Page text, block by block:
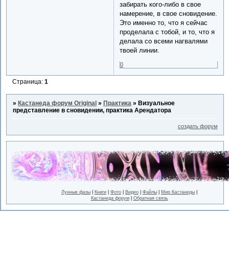
забирать кого-либо в свое
намерение, в свое сновидение.
Это именно то, что я сейчас
проделала с тобой, и то, что я
делала со всеми нагвалями
твоей линии.
0
Страница:1
»Кастанеда форум Original »Практика »Визуальное
представление в сновидении, практика Арендатора
создать форум
Лунные фазы Книги Фото Видео Файлы Мир Кастанеды
Кастанеда форум| Обратная связь